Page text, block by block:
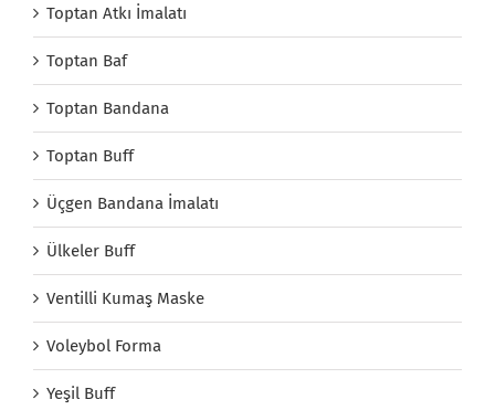
Toptan Atkı İmalatı
Toptan Baf
Toptan Bandana
Toptan Buff
Üçgen Bandana İmalatı
Ülkeler Buff
Ventilli Kumaş Maske
Voleybol Forma
Yeşil Buff